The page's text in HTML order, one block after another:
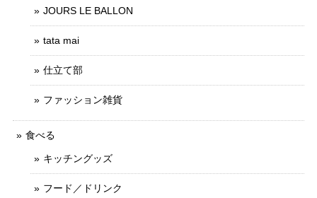
JOURS LE BALLON
tata mai
仕立て部
ファッション雑貨
食べる
キッチングッズ
フード／ドリンク